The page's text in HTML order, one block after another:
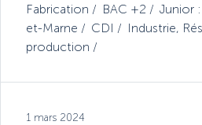
Fabrication
BAC +2 Junior
et-Marne
CDI Industrie,
production
1 mars 2024